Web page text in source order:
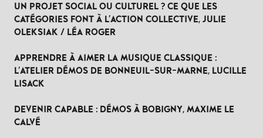
UN PROJET SOCIAL OU CULTUREL ? CE QUE LES
CATÉGORIES FONT À L'ACTION COLLECTIVE, JULIE
OLEKSIAK / LÉA ROGER
APPRENDRE À AIMER LA MUSIQUE CLASSIQUE :
L'ATELIER DÉMOS DE BONNEUIL-SUR-MARNE, LUCILLE
LISACK
DEVENIR CAPABLE : DÉMOS À BOBIGNY, MAXIME LE
CALVÉ